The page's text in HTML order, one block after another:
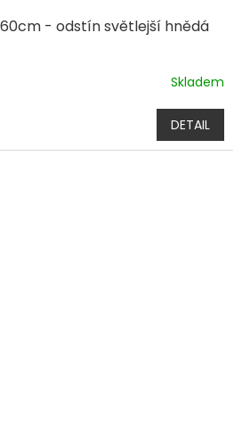
- odstín světlejší hnědá
Skladem
DETAIL